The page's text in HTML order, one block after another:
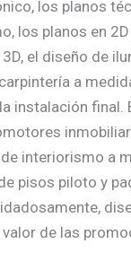
los planos
los planos en
el diseño de
a
instalación final.
interiorismo a
pisos piloto y
de las